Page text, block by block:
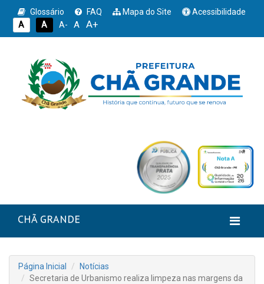
Glossário FAQ Mapa do Site
Acessibilidade
A
A A- A A+
CHÃ GRANDE
Página Inicial
Notícias
Secretaria de Urbanismo realiza limpeza nas margens da